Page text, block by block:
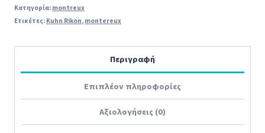
ποσότητα
Κατηγορία: montreux
Ετικέτες: Kuhn Rikon, montereux
Περιγραφή
Επιπλέον πληροφορίες
Αξιολογήσεις (0)